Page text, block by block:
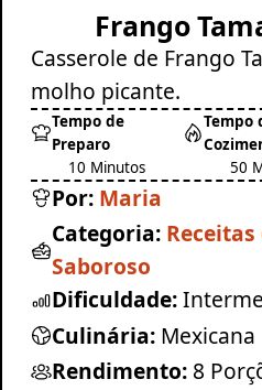
Frango
Casserole de Frango
molho picante.
Tempo de
Preparo
10 Minutos
Tempo
50
Por: Maria
Categoria:
Saboroso
Dificuldade:
Culinária: Mexicana
Rendimento: 8